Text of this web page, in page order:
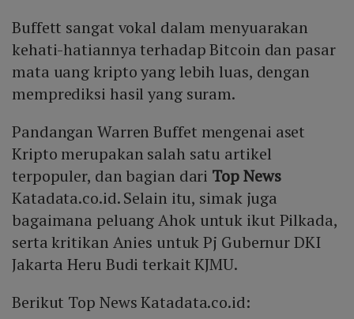
Buffett sangat vokal dalam menyuarakan
kehati-hatiannya terhadap Bitcoin dan pasar
mata uang kripto yang lebih luas, dengan
memprediksi hasil yang suram.
Pandangan Warren Buffet mengenai aset
Kripto merupakan salah satu artikel
terpopuler, dan bagian dari Top News
Katadata.co.id. Selain itu, simak juga
bagaimana peluang Ahok untuk ikut Pilkada,
serta kritikan Anies untuk Pj Gubernur DKI
Jakarta Heru Budi terkait KJMU.
Berikut Top News Katadata.co.id: